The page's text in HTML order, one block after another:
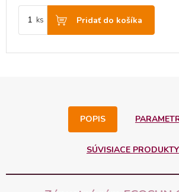
ks Pridať do košíka
POPIS
SÚVISIACE PRODUKTY